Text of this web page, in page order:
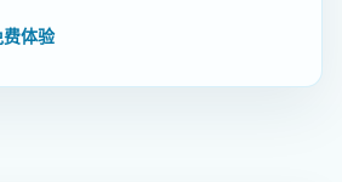
体验